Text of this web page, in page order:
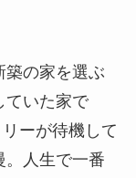
築の家を選ぶ
ていた家で
ーが待機して
。人生で一番